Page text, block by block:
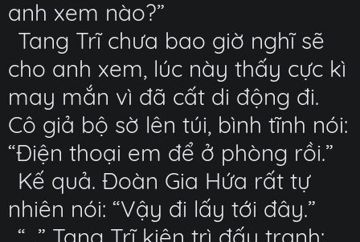
anh xem nào?”
Tang Trĩ chưa bao giờ nghĩ sẽ
cho anh xem, lúc này thấy cực kì
may mắn vì đã cất di động đi.
Cô giả bộ sờ lên túi, bình tĩnh nói:
“Điện thoại em để ở phòng rồi.”
Kế quả. Đoàn Gia Hứa rất tự
nhiên nói: “Vậy đi lấy tới đây.”